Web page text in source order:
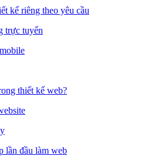
kế riêng theo yêu cầu
trực tuyến
thiết kế web?
lần đầu làm web